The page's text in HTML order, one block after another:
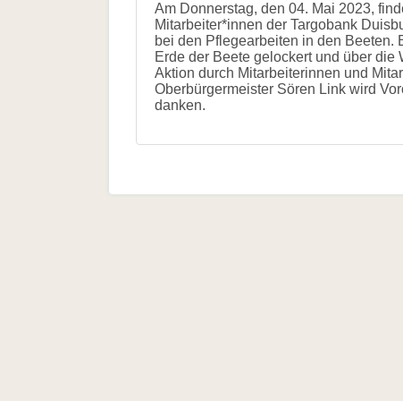
Bestäubungsfunktion
Gefährdung
Literatur
Am Donnerstag, den 04. Mai 2023,
Mitarbeiter*innen der Targobank
bei den Pflegearbeiten in den
Erde der Beete gelockert und über
Aktion durch Mitarbeiterinnen und
Oberbürgermeister Sören Link wird
danken.